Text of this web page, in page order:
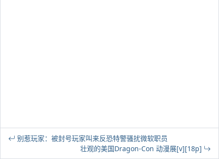
别惹玩家：被封号玩家叫来反恐特警骚扰微软职员
壮观的美国Dragon-Con 动漫展[v][18p]